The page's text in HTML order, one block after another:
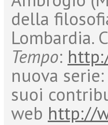
della
Lombardia.
Tempo:
nuova serie:
suoi
web http://